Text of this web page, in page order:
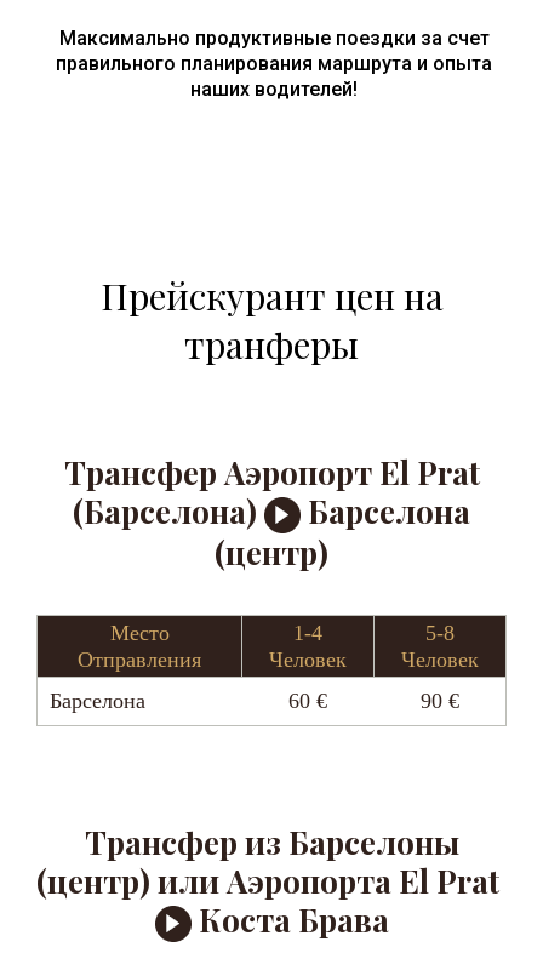
Максимально продуктивные поездки за счет
правильного планирования маршрута и опыта
наших водителей!
Прейскурант цен на
транферы
Трансфер Аэропорт El Prat
(Барселона)
Барселона
(центр)
Место
Отправления
1-4
Человек
5-8
Человек
Барселона
60 € 90 €
Трансфер из Барселоны
(центр) или Аэропорта El Prat
Коста Брава